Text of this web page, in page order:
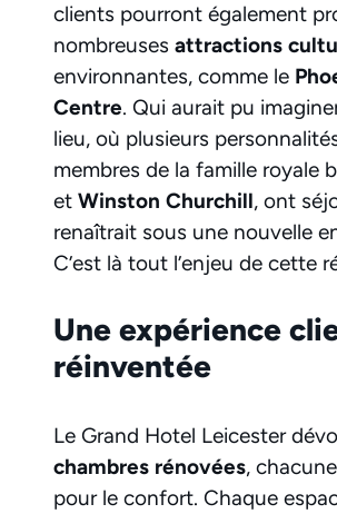
clients pourront également
nombreuses attractions
environnantes, comme le
Centre. Qui aurait pu
lieu, où plusieurs
membres de la famille royale
et Winston Churchill, ont
renaîtrait sous une nouvelle
C’est là tout l’enjeu de cette
Une expérience
réinventée
Le Grand Hotel Leicester
chambres rénovées,
pour le confort. Chaque